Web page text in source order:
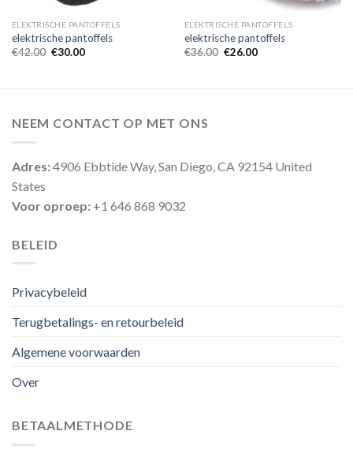
ELEKTRISCHE PANTOFFELS
elektrische pantoffels
€42.00 €30.00
ELEKTRISCHE PANTOFFELS
elektrische pantoffels
€36.00 €26.00
NEEM CONTACT OP MET ONS
Adres:4906 Ebbtide Way, San Diego, CA 92154 United
States
Voor oproep: +1 646 868 9032
BELEID
Privacybeleid
Terugbetalings- en retourbeleid
Algemene voorwaarden
Over
BETAALMETHODE